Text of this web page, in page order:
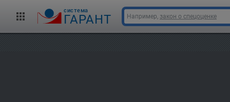
cистема
ГАРАНТ Например, закон о спецоценке